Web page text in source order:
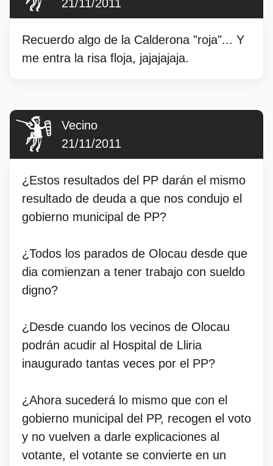
21/11/2011
Recuerdo algo de la Calderona "roja"... Y
me entra la risa floja, jajajajaja.
Vecino
21/11/2011
¿Estos resultados del PP darán el mismo
resultado de deuda a que nos condujo el
gobierno municipal de PP?
¿Todos los parados de Olocau desde que
dia comienzan a tener trabajo con sueldo
digno?
¿Desde cuando los vecinos de Olocau
podrán acudir al Hospital de Lliria
inaugurado tantas veces por el PP?
¿Ahora sucederá lo mismo que con el
gobierno municipal del PP, recogen el voto
y no vuelven a darle explicaciones al
votante, el votante se convierte en un